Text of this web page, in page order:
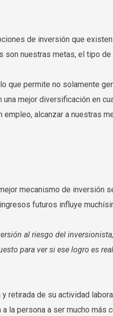
de inversión que
nuestras metas, el tipo
que permite no solamente
mejor diversificación en
alcanzar a nuestras
mecanismo de inversión
futuros influye
al riesgo del
para ver si ese logro es
retirada de su actividad
la persona a ser mucho más